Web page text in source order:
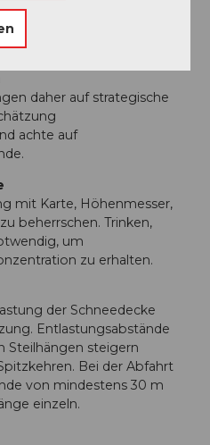
die Gefahrenstufe, wo
sind die aktuellen
daher auf strategische
achte auf
mit Karte, Höhenmesser,
beherrschen. Trinken,
um
zu erhalten.
der Schneedecke
Entlastungsabstände
Steilhängen steigern
Bei der Abfahrt
von mindestens 30 m
einzeln.